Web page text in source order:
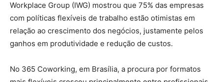
Workplace Group (IWG) mostrou que 75% das empresas
com políticas flexíveis de trabalho estão otimistas em
relação ao crescimento dos negócios, justamente pelos
ganhos em produtividade e redução de custos.
No 365 Coworking, em Brasília, a procura por formatos